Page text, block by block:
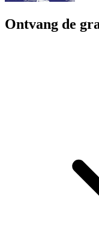
Ontvang de